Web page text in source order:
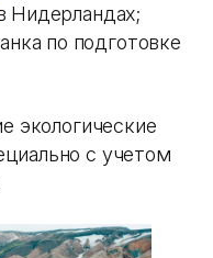
Нидерландах;
по подготовке
экологические
с учетом